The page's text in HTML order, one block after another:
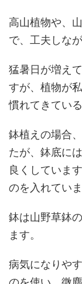
高山植物や、
で、工夫しな
猛暑日が増え
すが、植物が
慣れてきてい
鉢植えの場合
たが、鉢底に
良くしていま
のを入れていま
鉢は山野草鉢
ます。
病気になりや